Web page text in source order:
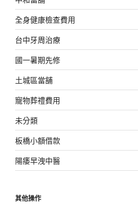
全身健康檢查費用
台中牙周治療
國一暑期先修
土城區當舖
寵物葬禮費用
未分類
板橋小額借款
陽痿早洩中醫
其他操作